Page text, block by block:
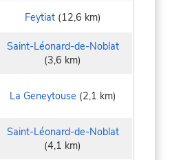
Feytiat(12,6 km)
Saint-Léonard-de-Noblat
(3,6 km)
La Geneytouse (2,1 km)
Saint-Léonard-de-Noblat
(4,1 km)